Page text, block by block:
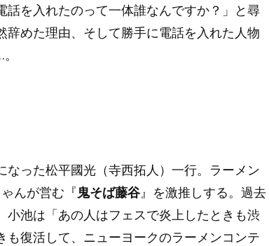
話を入れたのって一体誰なんですか？」と尋
めた理由、そして勝手に電話を入れた人物
った松平國光（寺西拓人）一行。ラーメン
んが営む『 鬼そば藤谷』を激推しする。過去
池は「あの人はフェスで炎上したときも渋
復活して、ニューヨークのラーメンコンテ